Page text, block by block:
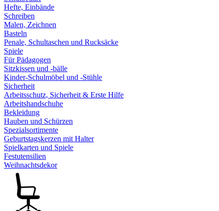
Hefte, Einbände
Schreiben
Malen, Zeichnen
Basteln
Penale, Schultaschen und Rucksäcke
Spiele
Für Pädagogen
Sitzkissen und -bälle
Kinder-Schulmöbel und -Stühle
Sicherheit
Arbeitsschutz, Sicherheit & Erste Hilfe
Arbeitshandschuhe
Bekleidung
Hauben und Schürzen
Spezialsortimente
Geburtstagskerzen mit Halter
Spielkarten und Spiele
Festutensilien
Weihnachtsdekor